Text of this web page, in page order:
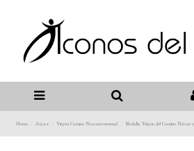
Home Joyas Virgen Camino Neocatecumenal Medalla Virgen del Camino Nácar